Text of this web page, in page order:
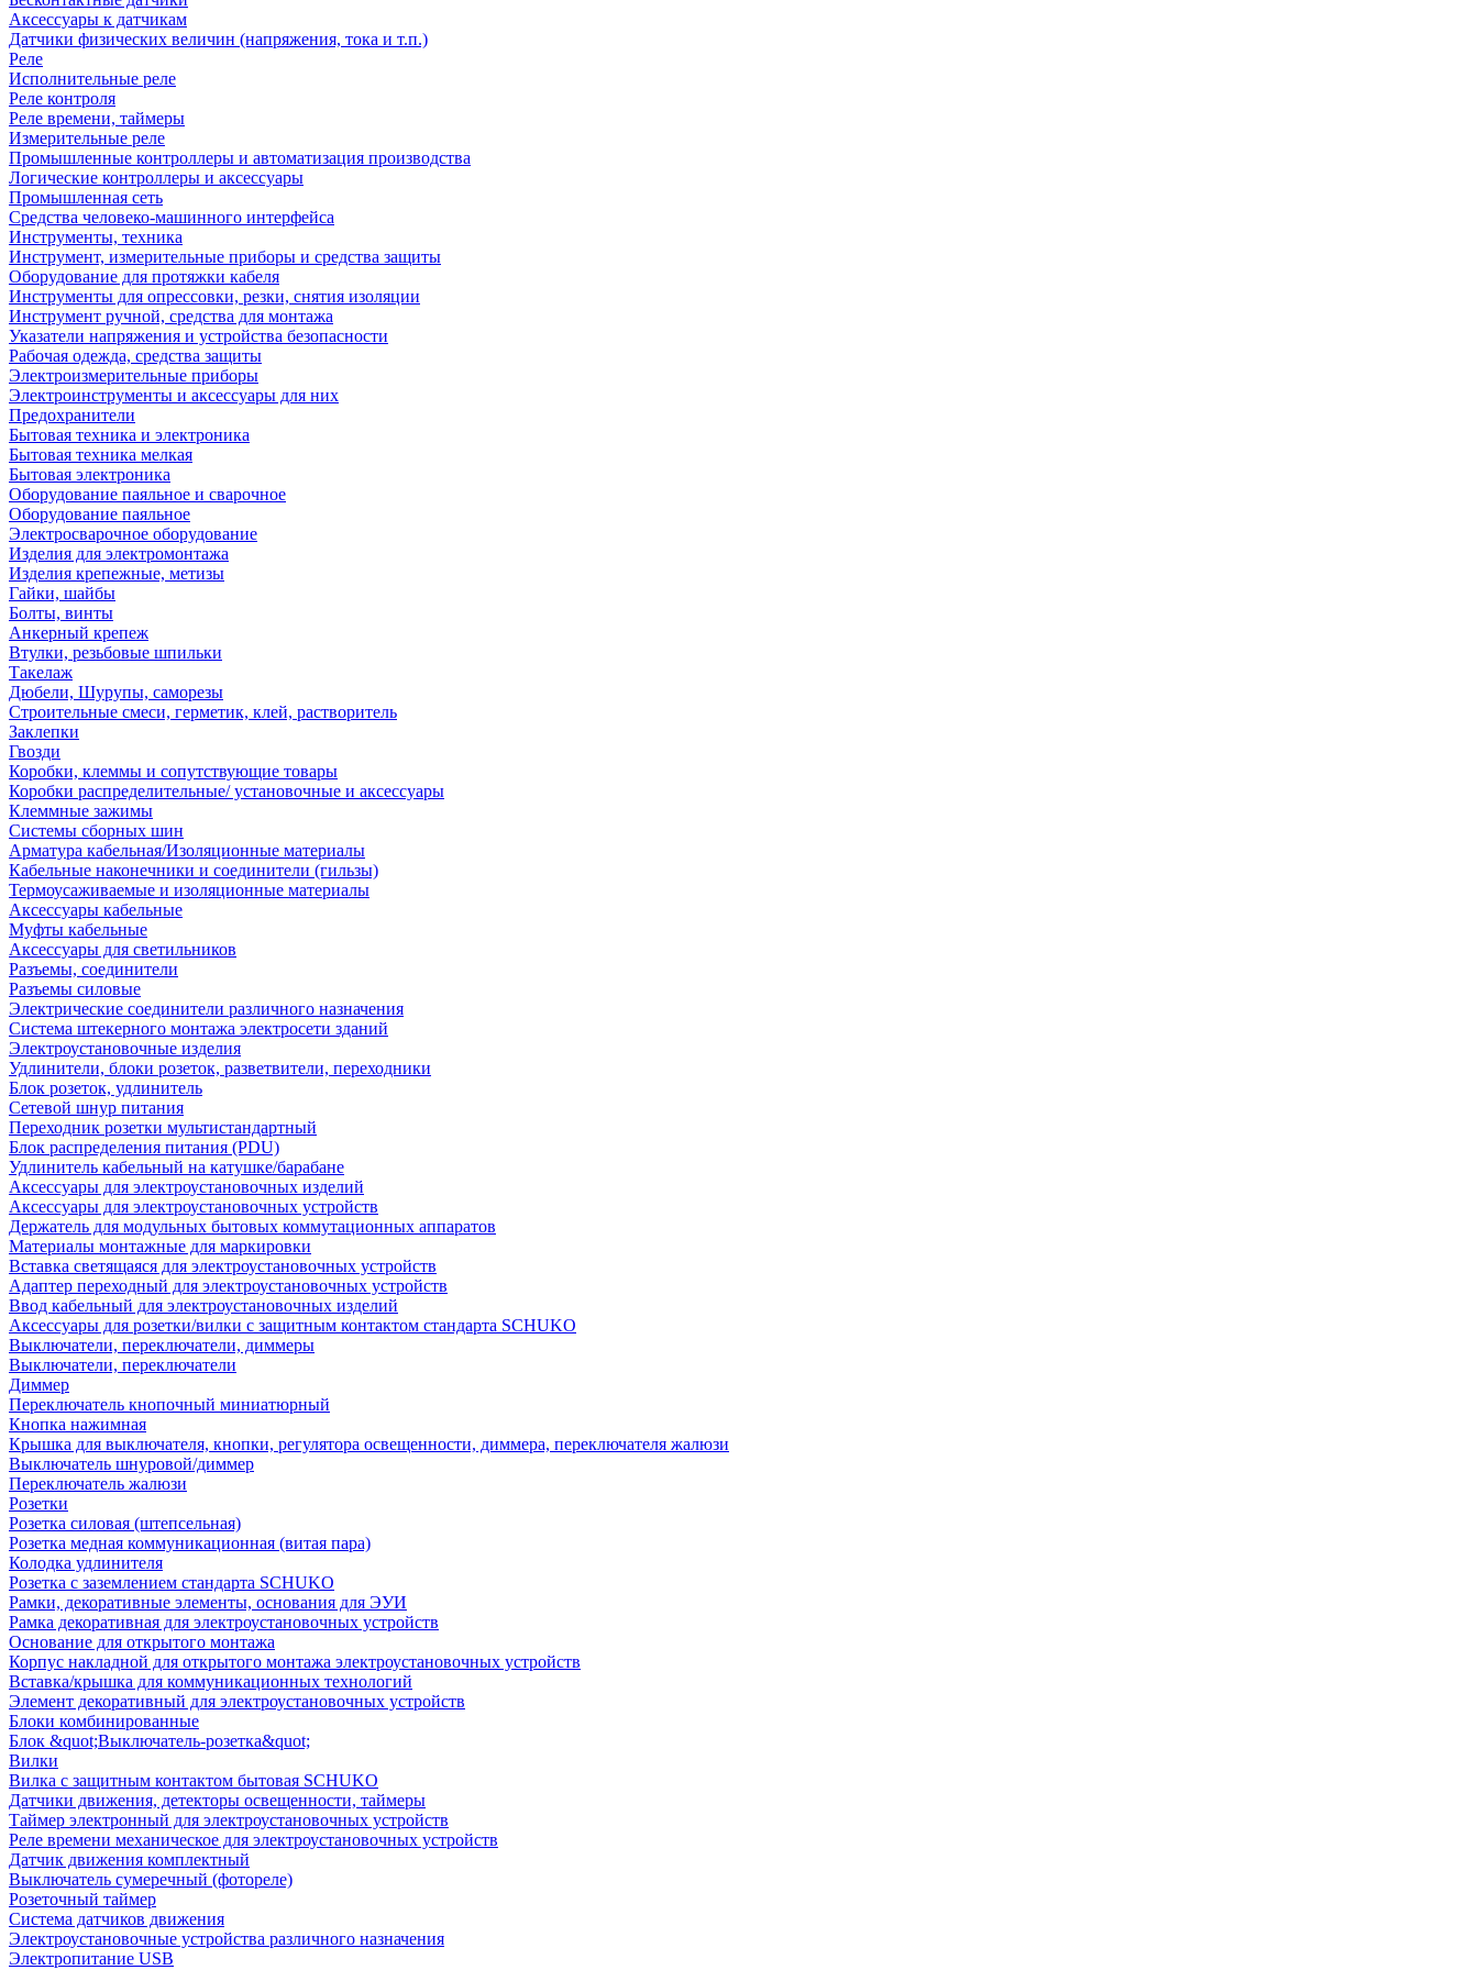
Аксессуары к датчикам
Датчики физических величин (напряжения, тока и т.п.)
Реле
Исполнительные реле
Реле контроля
Реле времени, таймеры
Измерительные реле
Промышленные контроллеры и автоматизация производства
Логические контроллеры и аксессуары
Промышленная сеть
Средства человеко-машинного интерфейса
Инструменты, техника
Инструмент, измерительные приборы и средства защиты
Оборудование для протяжки кабеля
Инструменты для опрессовки, резки, снятия изоляции
Инструмент ручной, средства для монтажа
Указатели напряжения и устройства безопасности
Рабочая одежда, средства защиты
Электроизмерительные приборы
Электроинструменты и аксессуары для них
Предохранители
Бытовая техника и электроника
Бытовая техника мелкая
Бытовая электроника
Оборудование паяльное и сварочное
Оборудование паяльное
Электросварочное оборудование
Изделия для электромонтажа
Изделия крепежные, метизы
Гайки, шайбы
Болты, винты
Анкерный крепеж
Втулки, резьбовые шпильки
Такелаж
Дюбели, Шурупы, саморезы
Строительные смеси, герметик, клей, растворитель
Заклепки
Гвозди
Коробки, клеммы и сопутствующие товары
Коробки распределительные/ установочные и аксессуары
Клеммные зажимы
Системы сборных шин
Арматура кабельная/Изоляционные материалы
Кабельные наконечники и соединители (гильзы)
Термоусаживаемые и изоляционные материалы
Аксессуары кабельные
Муфты кабельные
Аксессуары для светильников
Разъемы, соединители
Разъемы силовые
Электрические соединители различного назначения
Система штекерного монтажа электросети зданий
Электроустановочные изделия
Удлинители, блоки розеток, разветвители, переходники
Блок розеток, удлинитель
Сетевой шнур питания
Переходник розетки мультистандартный
Блок распределения питания (PDU)
Удлинитель кабельный на катушке/барабане
Аксессуары для электроустановочных изделий
Аксессуары для электроустановочных устройств
Держатель для модульных бытовых коммутационных аппаратов
Материалы монтажные для маркировки
Вставка светящаяся для электроустановочных устройств
Адаптер переходный для электроустановочных устройств
Ввод кабельный для электроустановочных изделий
Аксессуары для розетки/вилки с защитным контактом стандарта SCHUKO
Выключатели, переключатели, диммеры
Выключатели, переключатели
Диммер
Переключатель кнопочный миниатюрный
Кнопка нажимная
Крышка для выключателя, кнопки, регулятора освещенности, диммера, переключателя жалюзи
Выключатель шнуровой/диммер
Переключатель жалюзи
Розетки
Розетка силовая (штепсельная)
Розетка медная коммуникационная (витая пара)
Колодка удлинителя
Розетка с заземлением стандарта SCHUKO
Рамки, декоративные элементы, основания для ЭУИ
Рамка декоративная для электроустановочных устройств
Основание для открытого монтажа
Корпус накладной для открытого монтажа электроустановочных устройств
Вставка/крышка для коммуникационных технологий
Элемент декоративный для электроустановочных устройств
Блоки комбинированные
Блок &quot;Выключатель-розетка&quot;
Вилки
Вилка с защитным контактом бытовая SCHUKO
Датчики движения, детекторы освещенности, таймеры
Таймер электронный для электроустановочных устройств
Реле времени механическое для электроустановочных устройств
Датчик движения комплектный
Выключатель сумеречный (фотореле)
Розеточный таймер
Система датчиков движения
Электроустановочные устройства различного назначения
Электропитание USB